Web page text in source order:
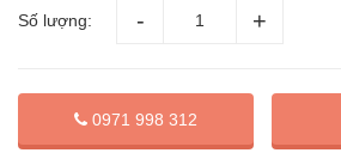
Số lượng:
0971 998 312